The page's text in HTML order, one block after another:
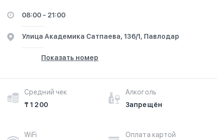
08:00 - 21:00
​Улица Академика Сатпаева, 136/1, Павлодар
Показать номер
Средний чек
₸ 1 200
Алкоголь
Запрещён
WiFi
Оплата картой